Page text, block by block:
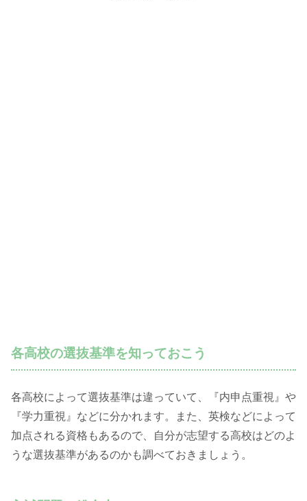
各高校の選抜基準を知っておこう
各高校によって選抜基準は違っていて、『内申点重視』や
『学力重視』などに分かれます。また、英検などによって
加点される資格もあるので、自分が志望する高校はどのよ
うな選抜基準があるのかも調べておきましょう。